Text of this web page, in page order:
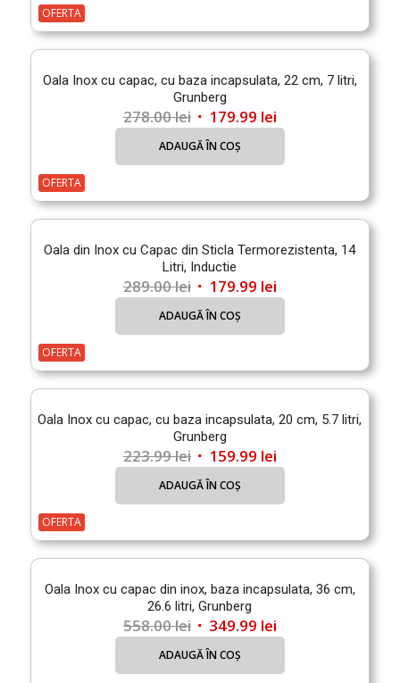
299.00 lei.
OFERTA
Oala Inox cu capac, cu baza incapsulata, 22 cm, 7 litri,
Grunberg
278.00lei Prețul
inițial
278.00 lei.
179.99 leiPrețul
curent
este:
ADAUGĂ ÎN COȘ
OFERTA
Oala din Inox cu Capac din Sticla Termorezistenta, 14
Litri, Inductie
289.00lei Prețul
inițial
289.00 lei.
179.99 leiPrețul
curent
este:
ADAUGĂ ÎN COȘ
OFERTA
Oala Inox cu capac, cu baza incapsulata, 20 cm, 5.7 litri,
Grunberg
223.99lei Prețul
inițial
223.99 lei.
159.99 leiPrețul
curent
este:
ADAUGĂ ÎN COȘ
OFERTA
Oala Inox cu capac din inox, baza incapsulata, 36 cm,
26.6 litri, Grunberg
558.00lei Prețul
inițial
349.99 leiPrețul
curent
este:
ADAUGĂ ÎN COȘ